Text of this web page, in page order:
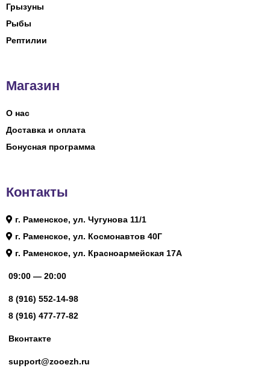
Грызуны
Рыбы
Рептилии
Магазин
О нас
Доставка и оплата
Бонусная программа
Контакты
г. Раменское, ул. Чугунова 11/1
г. Раменское, ул. Космонавтов 40Г
г. Раменское, ул. Красноармейская 17А
09:00 — 20:00
8 (916) 552-14-98
8 (916) 477-77-82
Вконтакте
support@zooezh.ru